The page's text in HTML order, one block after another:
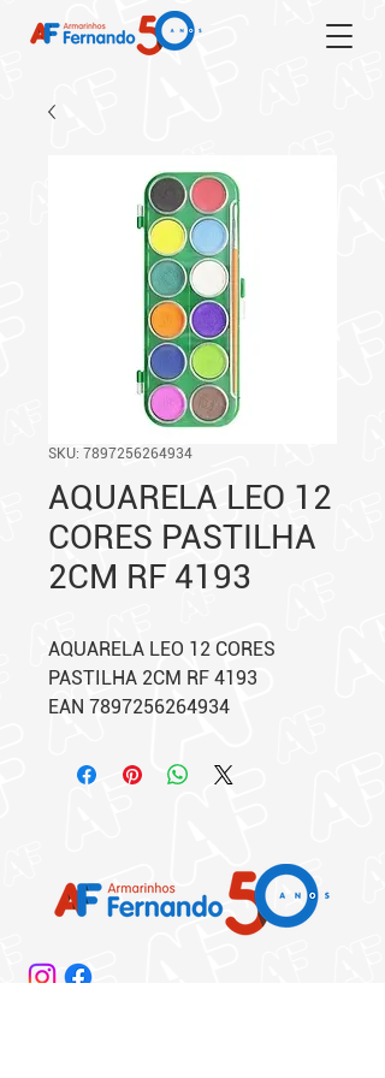
SKU: 7897256264934
AQUARELA LEO 12
CORES PASTILHA
2CM RF 4193
AQUARELA LEO 12 CORES
PASTILHA 2CM RF 4193
EAN 7897256264934